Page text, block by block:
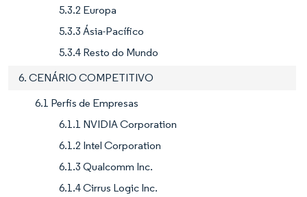
5.3.2 Europa
5.3.3 Ásia-Pacífico
5.3.4 Resto do Mundo
6. CENÁRIO COMPETITIVO
6.1 Perfis de Empresas
6.1.1 NVIDIA Corporation
6.1.2 Intel Corporation
6.1.3 Qualcomm Inc.
6.1.4 Cirrus Logic Inc.